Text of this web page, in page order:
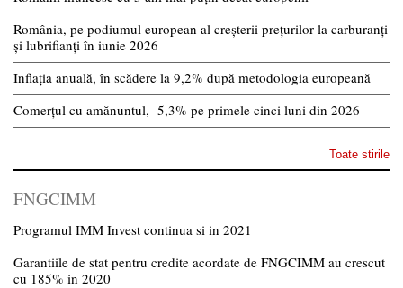
România, pe podiumul european al creșterii prețurilor la carburanți
și lubrifianți în iunie 2026
Inflația anuală, în scădere la 9,2% după metodologia europeană
Comerțul cu amănuntul, -5,3% pe primele cinci luni din 2026
Toate stirile
FNGCIMM
Programul IMM Invest continua si in 2021
Garantiile de stat pentru credite acordate de FNGCIMM au crescut
cu 185% in 2020